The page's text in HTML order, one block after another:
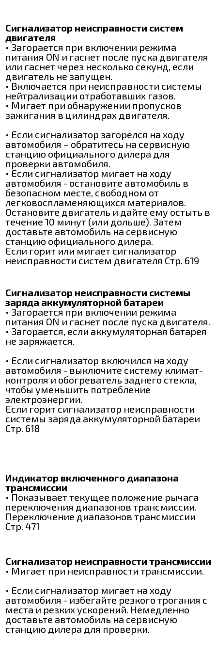
Сигнализатор неисправности систем
двигателя
• Загорается при включении режима
питания ON и гаснет после пуска двигателя
или гаснет через несколько секунд, если
двигатель не запущен.
• Включается при неисправности системы
нейтрализации отработавших газов.
• Мигает при обнаружении пропусков
зажигания в цилиндрах двигателя.
• Если сигнализатор загорелся на ходу
автомобиля – обратитесь на сервисную
станцию официального дилера для
проверки автомобиля.
• Если сигнализатор мигает на ходу
автомобиля - остановите автомобиль в
безопасном месте, свободном от
легковоспламеняющихся материалов.
Остановите двигатель и дайте ему остыть в
течение 10 минут (или дольше). Затем
доставьте автомобиль на сервисную
станцию официального дилера.
Если горит или мигает сигнализатор
неисправности систем двигателя Стр. 619
Сигнализатор неисправности системы
заряда аккумуляторной батареи
• Загорается при включении режима
питания ON и гаснет после пуска двигателя.
• Загорается, если аккумуляторная батарея
не заряжается.
• Если сигнализатор включился на ходу
автомобиля - выключите систему климат-
контроля и обогреватель заднего стекла,
чтобы уменьшить потребление
электроэнергии.
Если горит сигнализатор неисправности
системы заряда аккумуляторной батареи
Стр. 618
Индикатор включенного диапазона
трансмиссии
• Показывает текущее положение рычага
переключения диапазонов трансмиссии.
Переключение диапазонов трансмиссии
Стр. 471
Сигнализатор неисправности трансмиссии
• Мигает при неисправности трансмиссии.
• Если сигнализатор мигает на ходу
автомобиля - избегайте резкого трогания с
места и резких ускорений. Немедленно
доставьте автомобиль на сервисную
станцию дилера для проверки.